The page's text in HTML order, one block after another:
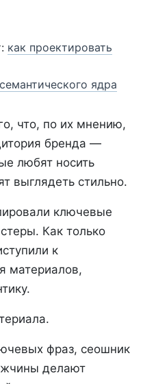
как проектировать
ядра
что, по их мнению,
бренда —
любят носить
выглядеть стильно.
ключевые
Как только
к
материалов,
фраз, сеошник
делают